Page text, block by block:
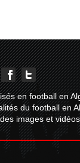
en football en
du football en
images et